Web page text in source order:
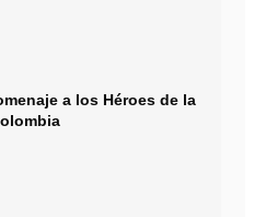
a los Héroes de la